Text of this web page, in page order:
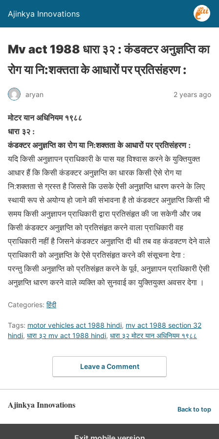
Ajinkya Innovations
Mv act 1988 धारा ३२ : कंडक्टर अनुज्ञप्ति का
रोग या नि:शक्तता के आधारों पर प्रतिसंहरण :
aryan 2 years ago
मोटर यान अधिनियम १९८८
धारा ३२ :
कंडक्टर अनुज्ञप्ति का रोग या नि:शक्तता के आधारों पर प्रतिसंहरण :
यदि किसी अनुज्ञापन प्राधिकारी के पास यह विश्वास करने के युक्तियुक्त
आधार हैं कि किसी कंडक्टर अनुज्ञप्ति का धारक किसी ऐसे रोग या
नि:शक्तता से ग्रस्त है जिससे कि उसके ऐसी अनुज्ञप्ति धारण करने के लिए
स्थायी रूप से अयोग्य हो जाने की संभावना है तो कंडक्टर अनुज्ञप्ति किसी भी
समय किसी अनुज्ञापन प्राधिकारी द्वारा प्रतिसंहृत की जा सकेगी और जब
किसी कंडक्टर अनुज्ञप्ति को प्रतिसंहृत करने वाला प्राधिकारी वह
प्राधिकारी नहीं है जिसने कंडक्टर अनुज्ञप्ति दी थी तब वह कंडक्टण देने वाले
प्राधिकारी को अनुज्ञप्ति के ऐसे प्रतिसंहृत करने की संसूचना देगा :
परन्तु किसी अनुज्ञप्ति को प्रतिसंहृत करने के पूर्व, अनुज्ञापन प्राधिकारी ऐसी
अनुज्ञप्ति धारण करने वाले व्यक्ति को सुनवाई का युक्तियुक्त अवसर देगा ।
Categories: हिंदी
Tags: motor vehicles act 1988 hindi, mv act 1988 section 32
hindi, धारा ३२ mv act 1988 hindi, धारा ३२ मोटर यान अधिनियम १९८८
Leave a Comment
Ajinkya Innovations Back to top